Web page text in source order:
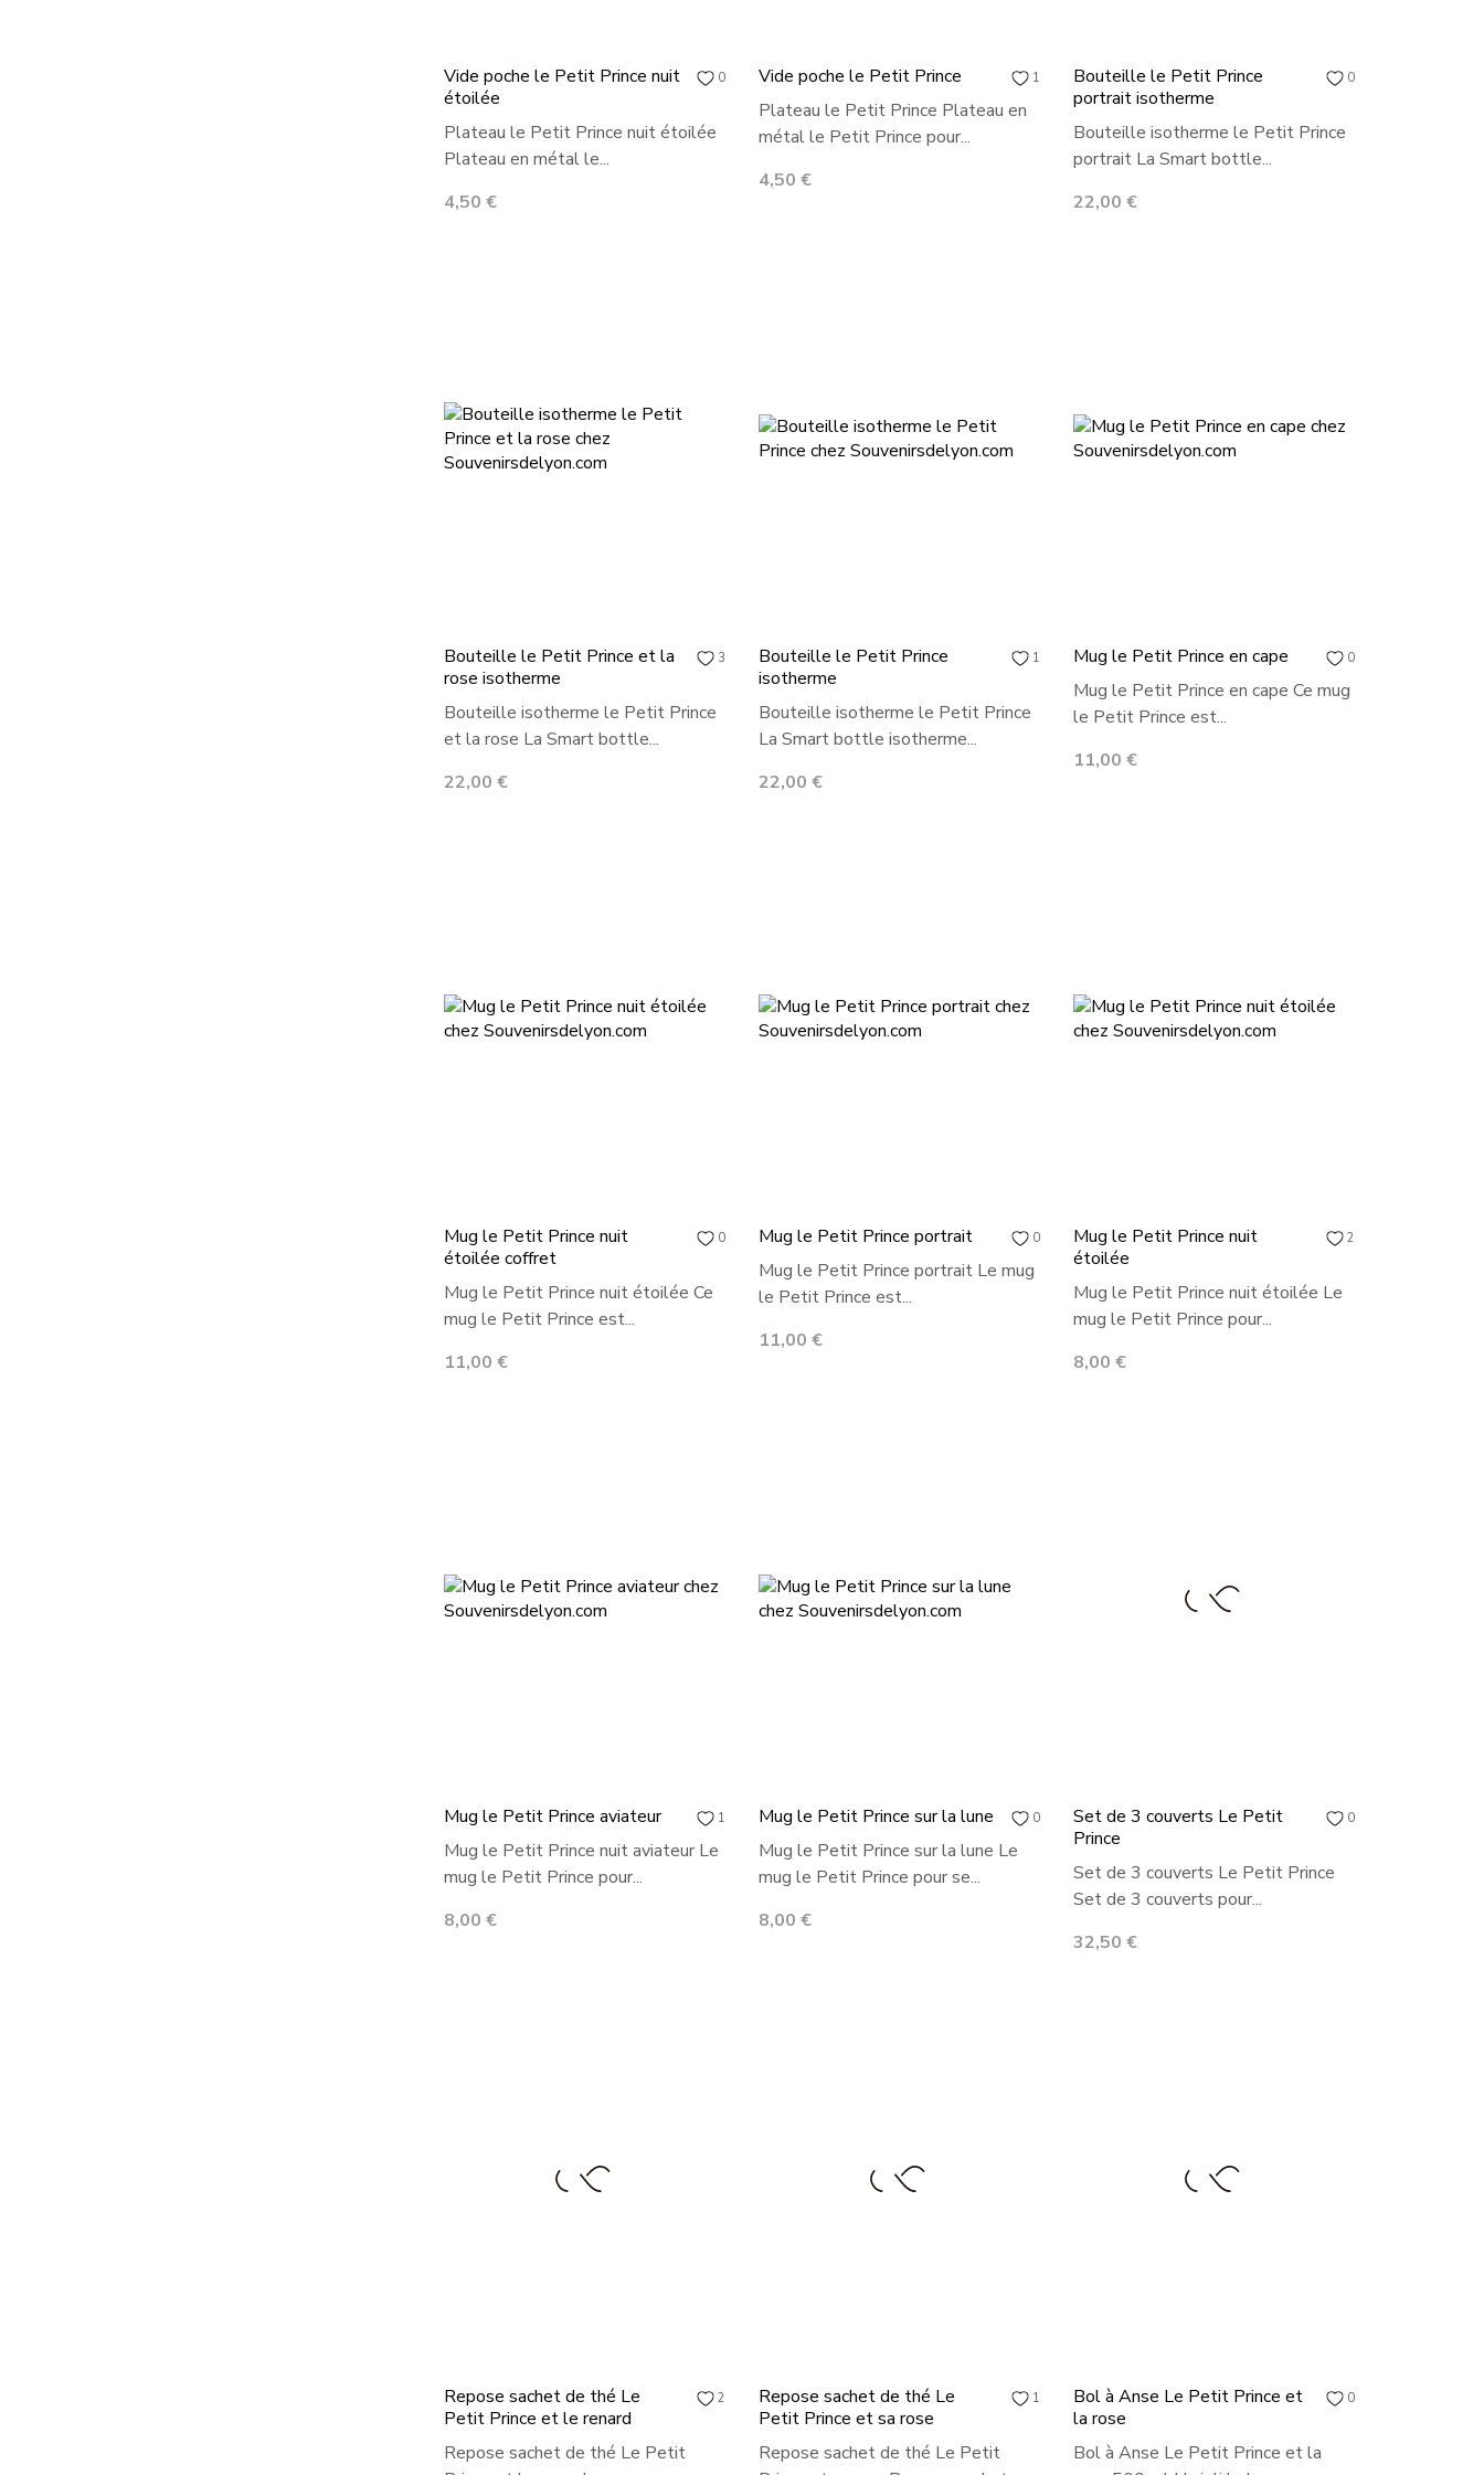
0
Vide poche le Petit Prince nuit
étoilée
Plateau le Petit Prince nuit étoilée
Plateau en métal le...
Prix
4,50 €
1
Vide poche le Petit Prince
Plateau le Petit Prince Plateau en
métal le Petit Prince pour...
Prix
4,50 €
0
Bouteille le Petit Prince
portrait isotherme
Bouteille isotherme le Petit Prince
portrait La Smart bottle...
Prix
22,00 €
3
Bouteille le Petit Prince et la
rose isotherme
Bouteille isotherme le Petit Prince
et la rose La Smart bottle...
Prix
22,00 €
1
Bouteille le Petit Prince
isotherme
Bouteille isotherme le Petit Prince
La Smart bottle isotherme...
Prix
22,00 €
0
Mug le Petit Prince en cape
Mug le Petit Prince en cape Ce mug
le Petit Prince est...
Prix
11,00 €
0
Mug le Petit Prince nuit
étoilée coffret
Mug le Petit Prince nuit étoilée Ce
mug le Petit Prince est...
Prix
11,00 €
0
Mug le Petit Prince portrait
Mug le Petit Prince portrait Le mug
le Petit Prince est...
Prix
11,00 €
2
Mug le Petit Prince nuit
étoilée
Mug le Petit Prince nuit étoilée Le
mug le Petit Prince pour...
Prix
8,00 €
1
Mug le Petit Prince aviateur
Mug le Petit Prince nuit aviateur Le
mug le Petit Prince pour...
Prix
8,00 €
0
Mug le Petit Prince sur la lune
Mug le Petit Prince sur la lune Le
mug le Petit Prince pour se...
Prix
8,00 €
0
Set de 3 couverts Le Petit
Prince
Set de 3 couverts Le Petit Prince
Set de 3 couverts pour...
Prix
32,50 €
2
Repose sachet de thé Le
Petit Prince et le renard
Repose sachet de thé Le Petit
1
Repose sachet de thé Le
Petit Prince et sa rose
Repose sachet de thé Le Petit
0
Bol à Anse Le Petit Prince et
la rose
Bol à Anse Le Petit Prince et la